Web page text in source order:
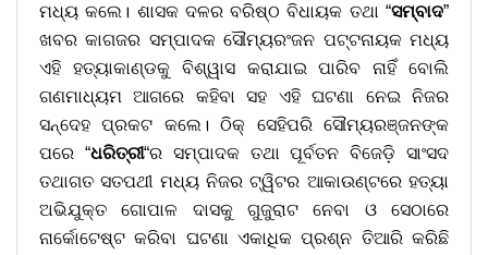
ମଧ୍ୟ କଲେ। ଶାସକ ଦଳର ବରିଷ୍ଠ ବିଧାୟକ ତଥା “ସମ୍ବାଦ”
ଖବର କାଗଜର ସମ୍ପାଦକ ସୌମ୍ୟରଂଜନ ପଟ୍ଟନାୟକ ମଧ୍ୟ
ଏହି ହତ୍ୟାକାଣ୍ଡକୁ ବିଶ୍ୱାସ କରାଯାଇ ପାରିବ ନାହିଁ ବୋଲି
ଗଣମାଧ୍ୟମ ଆଗରେ କହିବା ସହ ଏହି ଘଟଣା ନେଇ ନିଜର
ସନ୍ଦେହ ପ୍ରକଟ କଲେ। ଠିକ୍ ସେହିପରି ସୌମ୍ୟରଞ୍ଜନଙ୍କ
ପରେ “ଧରିତ୍ରୀ“ର ସମ୍ପାଦକ ତଥା ପୂର୍ବତନ ବିଜେଡ଼ି ସାଂସଦ
ତଥାଗତ ସତପଥୀ ମଧ୍ୟ ନିଜର ଟ୍ୱିଟର ଆକାଉଣ୍ଟରେ ହତ୍ୟା
ଅଭିଯୁକ୍ତ ଗୋପାଳ ଦାସକୁ ଗୁଜୁରାଟ ନେବା ଓ ସେଠାରେ
ନାର୍କୋଟେଷ୍ଟ କରିବା ଘଟଣା ଏକାଧିକ ପ୍ରଶ୍ନ ତିଆରି କରିଛି